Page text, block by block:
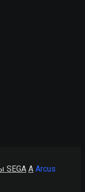
SEGA A Arcus